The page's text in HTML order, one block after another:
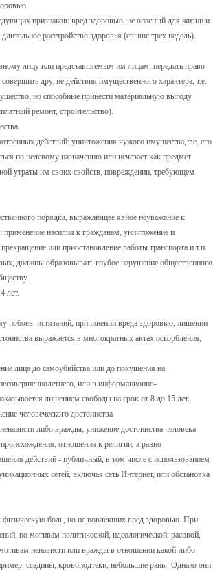
признаков: вред здоровью, не опасный для жизни и
расстройство здоровья (свыше трех недель).
лицу или представляемым им лицам; передать право
другие действия имущественного характера, т.е.
но способные принести материальную выгоду
ремонт, строительство).
действий: уничтожения чужого имущества, т.е. его
по целевому назначению или исчезает как предмет
утраты им своих свойств, повреждении, требующем
порядка, выражающее явное неуважение к
насилия к гражданам, уничтожение и
или приостановление работы транспорта и т.п.
должны образовывать грубое нарушение общественного
лет.
побоев, истязаний, причинении вреда здоровью, лишении
выражается в многократных актах оскорбления,
лица до самоубийства или до покушения на
или в информационно-
лишением свободы на срок от 8 до 15 лет.
человеческого достоинства
либо вражды; унижение достоинства человека
отношения к религии, а равно
действий - публичный, в том числе с использованием
сетей, включая сеть Интернет, или обстановка
боль, но не повлекших вред здоровью. При
по мотивам политической, идеологической, расовой,
ненависти или вражды в отношении какой-либо
ссадины, кровоподтеки, небольшие раны. Однако они